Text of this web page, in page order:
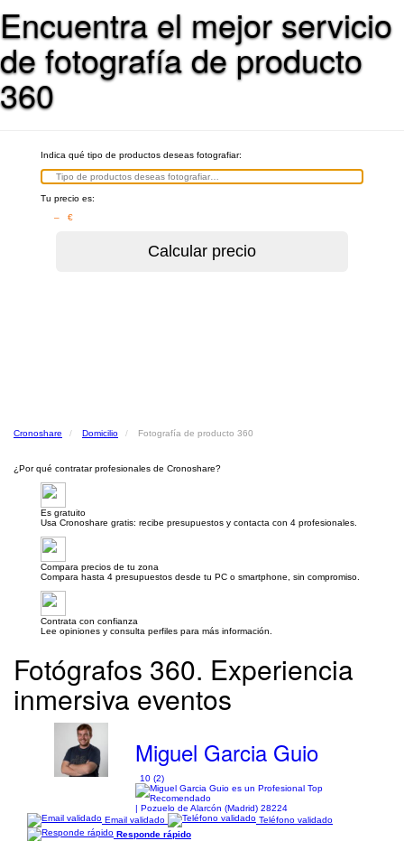
Encuentra el mejor servicio
de fotografía de producto
360
Indica qué tipo de productos deseas fotografiar:
Tu precio es:
– €
Cronoshare Domicilio Fotografía de producto 360
¿Por qué contratar profesionales de Cronoshare?
Es gratuito
Usa Cronoshare gratis: recibe presupuestos y contacta con 4 profesionales.
Compara precios de tu zona
Compara hasta 4 presupuestos desde tu PC o smartphone, sin compromiso.
Contrata con confianza
Lee opiniones y consulta perfiles para más información.
Fotógrafos 360. Experiencia
inmersiva eventos
Miguel Garcia Guio
10 (2)
| Pozuelo de Alarcón (Madrid) 28224
Email validado
Teléfono validado
Responde rápido